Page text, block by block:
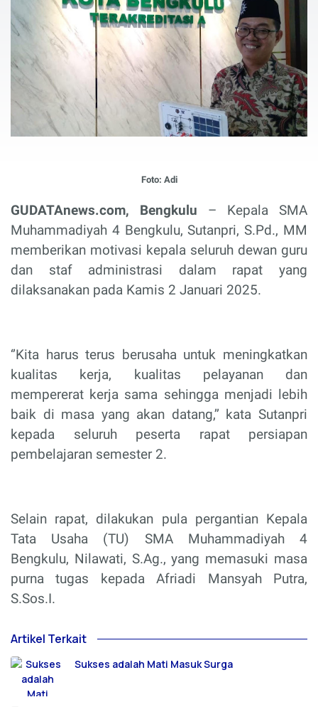
Foto: Adi
GUDATAnews.com, Bengkulu – Kepala SMA
Muhammadiyah 4 Bengkulu, Sutanpri, S.Pd., MM
memberikan motivasi kepala seluruh dewan guru
dan staf administrasi dalam rapat yang
dilaksanakan pada Kamis 2 Januari 2025.
‘’Kita harus terus berusaha untuk meningkatkan
kualitas kerja, kualitas pelayanan dan
mempererat kerja sama sehingga menjadi lebih
baik di masa yang akan datang,’’ kata Sutanpri
kepada seluruh peserta rapat persiapan
pembelajaran semester 2.
Selain rapat, dilakukan pula pergantian Kepala
Tata Usaha (TU) SMA Muhammadiyah 4
Bengkulu, Nilawati, S.Ag., yang memasuki masa
purna tugas kepada Afriadi Mansyah Putra,
S.Sos.I.
Artikel Terkait
Sukses adalah Mati Masuk Surga